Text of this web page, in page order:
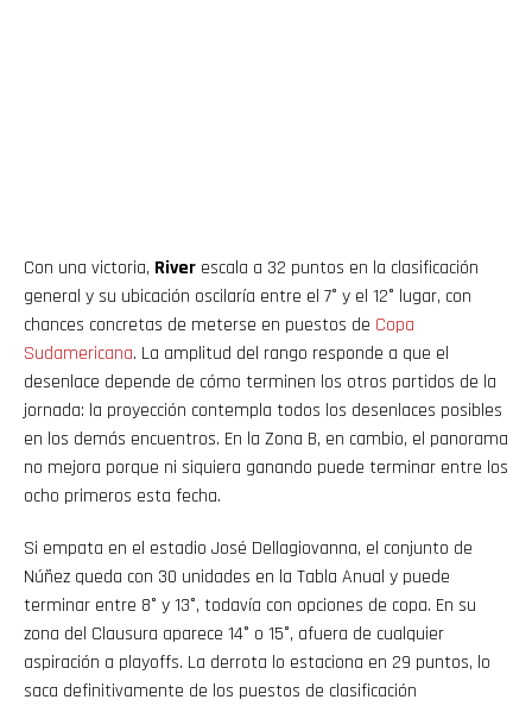
Con una victoria, River escala a 32 puntos en la clasificación
general y su ubicación oscilaría entre el 7° y el 12° lugar, con
chances concretas de meterse en puestos de Copa
Sudamericana. La amplitud del rango responde a que el
desenlace depende de cómo terminen los otros partidos de la
jornada: la proyección contempla todos los desenlaces posibles
en los demás encuentros. En la Zona B, en cambio, el panorama
no mejora porque ni siquiera ganando puede terminar entre los
ocho primeros esta fecha.
Si empata en el estadio José Dellagiovanna, el conjunto de
Núñez queda con 30 unidades en la Tabla Anual y puede
terminar entre 8° y 13°, todavía con opciones de copa. En su
zona del Clausura aparece 14° o 15°, afuera de cualquier
aspiración a playoffs. La derrota lo estaciona en 29 puntos, lo
saca definitivamente de los puestos de clasificación